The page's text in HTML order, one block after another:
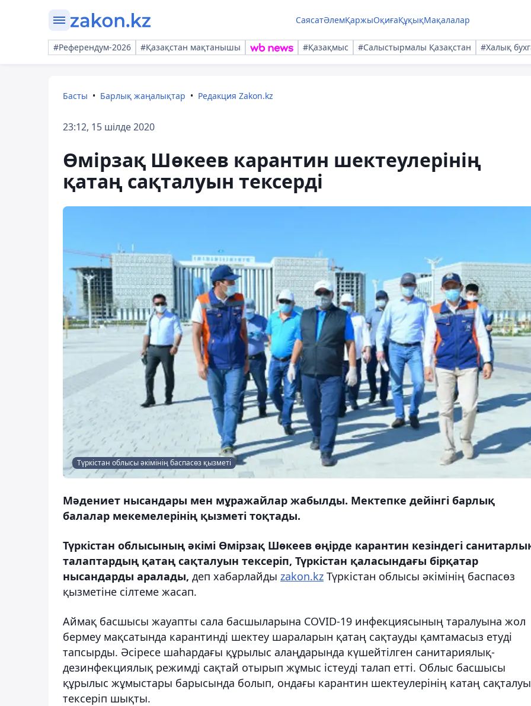
СаясатӘлемҚаржыОқиғаҚұқықМақалалар
#Референдум-2026 #Қазақстан мақтанышы #Қазақмыс #Салыстырмалы Қазақстан #Халық
Басты Барлық жаңалықтар Редакция Zakon.kz
23:12, 15 шілде 2020
Өмірзақ Шөкеев карантин шектеулерінің
қатаң сақталуын тексерді
Түркістан облысы әкімінің баспасөз қызметі
Мәдениет нысандары мен мұражайлар жабылды. Мектепке дейінгі барлық
балалар мекемелерінің қызметі тоқтады.
Түркістан облысының әкімі Өмірзақ Шөкеев өңірде карантин кезіндегі
талаптардың қатаң сақталуын тексеріп, Түркістан қаласындағы бірқатар
нысандарды аралады, деп хабарлайды zakon.kz Түркістан облысы әкімінің баспасөз
қызметіне сілтеме жасап.
Аймақ басшысы жауапты сала басшыларына COVID-19 инфекциясының таралуына жол
бермеу мақсатында карантинді шектеу шараларын қатаң сақтауды қамтамасыз етуді
тапсырды. Әсіресе шаһардағы құрылыс алаңдарында күшейтілген санитариялық-
дезинфекциялық режимді сақтай отырып жұмыс істеуді талап етті. Облыс басшысы
құрылыс жұмыстары барысында болып, ондағы карантин шектеулерінің катаң
тексеріп шықты.